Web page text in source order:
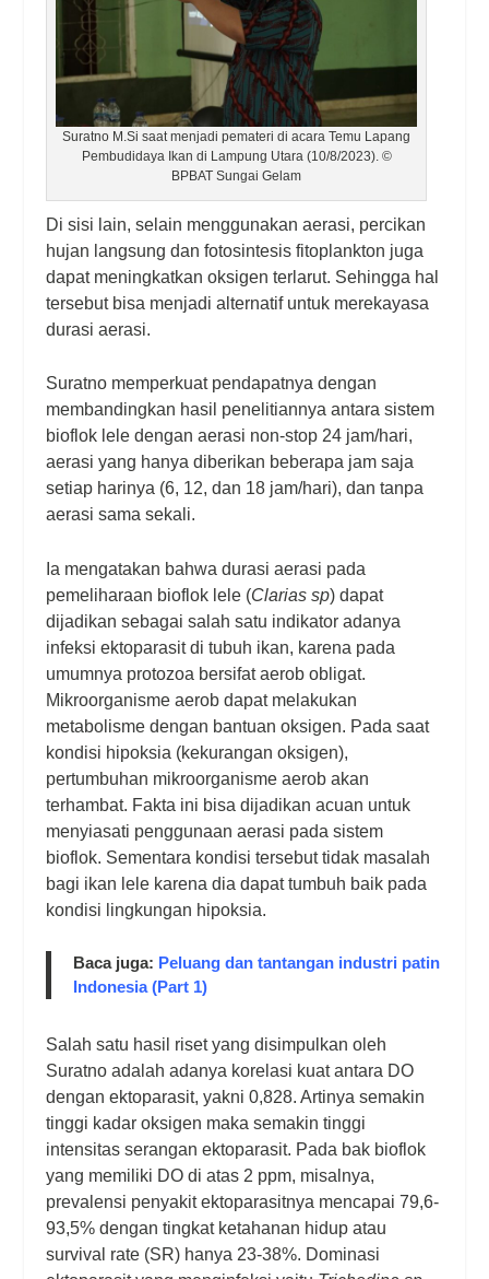
Suratno M.Si saat menjadi pemateri di acara Temu Lapang
Pembudidaya Ikan di Lampung Utara (10/8/2023). ©
BPBAT Sungai Gelam
Di sisi lain, selain menggunakan aerasi, percikan
hujan langsung dan fotosintesis fitoplankton juga
dapat meningkatkan oksigen terlarut. Sehingga hal
tersebut bisa menjadi alternatif untuk merekayasa
durasi aerasi.
Suratno memperkuat pendapatnya dengan
membandingkan hasil penelitiannya antara sistem
bioflok lele dengan aerasi non-stop 24 jam/hari,
aerasi yang hanya diberikan beberapa jam saja
setiap harinya (6, 12, dan 18 jam/hari), dan tanpa
aerasi sama sekali.
Ia mengatakan bahwa durasi aerasi pada
pemeliharaan bioflok lele (Clarias sp) dapat
dijadikan sebagai salah satu indikator adanya
infeksi ektoparasit di tubuh ikan, karena pada
umumnya protozoa bersifat aerob obligat.
Mikroorganisme aerob dapat melakukan
metabolisme dengan bantuan oksigen. Pada saat
kondisi hipoksia (kekurangan oksigen),
pertumbuhan mikroorganisme aerob akan
terhambat. Fakta ini bisa dijadikan acuan untuk
menyiasati penggunaan aerasi pada sistem
bioflok. Sementara kondisi tersebut tidak masalah
bagi ikan lele karena dia dapat tumbuh baik pada
kondisi lingkungan hipoksia.
Baca juga: Peluang dan tantangan industri patin
Indonesia (Part 1)
Salah satu hasil riset yang disimpulkan oleh
Suratno adalah adanya korelasi kuat antara DO
dengan ektoparasit, yakni 0,828. Artinya semakin
tinggi kadar oksigen maka semakin tinggi
intensitas serangan ektoparasit. Pada bak bioflok
yang memiliki DO di atas 2 ppm, misalnya,
prevalensi penyakit ektoparasitnya mencapai 79,6-
93,5% dengan tingkat ketahanan hidup atau
survival rate (SR) hanya 23-38%. Dominasi